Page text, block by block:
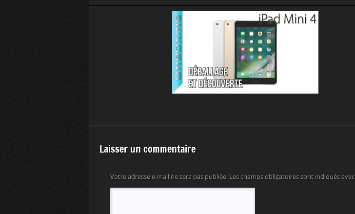
Laisser un commentaire
Votre adresse e-mail ne sera pas publiée. Les champs obligatoires sont indiqués avec